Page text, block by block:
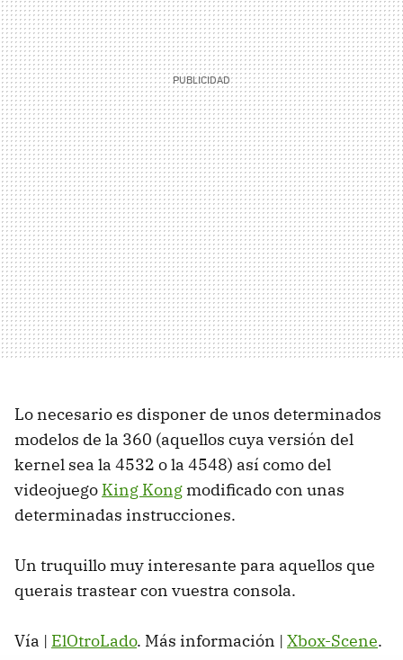
Lo necesario es disponer de unos determinados
modelos de la 360 (aquellos cuya versión del
kernel sea la 4532 o la 4548) así como del
videojuego King Kong modificado con unas
determinadas instrucciones.
Un truquillo muy interesante para aquellos que
querais trastear con vuestra consola.
Vía | ElOtroLado. Más información | Xbox-Scene.